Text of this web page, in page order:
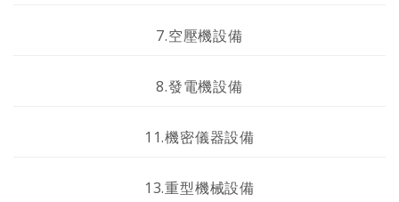
7.空壓機設備
8.發電機設備
11.機密儀器設備
13.重型機械設備